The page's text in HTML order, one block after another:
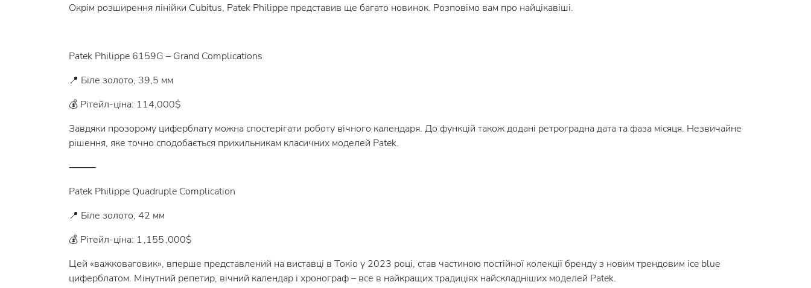
Окрім розширення лінійки Cubitus, Patek Philippe представив ще багато новинок. Розповімо вам про найцікавіші.
Patek Philippe 6159G – Grand Complications
📍 Біле золото, 39,5 мм
💰 Рітейл-ціна: 114,000$
Завдяки прозорому циферблату можна спостерігати роботу вічного календаря. До функцій також додані ретроградна дата та фаза місяця. Незвичайне
рішення, яке точно сподобається прихильникам класичних моделей Patek.
⸻
Patek Philippe Quadruple Complication
📍 Біле золото, 42 мм
💰 Рітейл-ціна: 1 ,155 ,000$
Цей «важковаговик», вперше представлений на виставці в Токіо у 2023 році, став частиною постійної колекції бренду з новим трендовим ice blue
циферблатом. Мінутний репетир, вічний календар і хронограф – все в найкращих традиціях найскладніших моделей Patek.